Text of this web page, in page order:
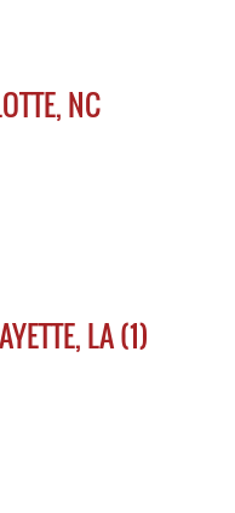
NC
LA (1)